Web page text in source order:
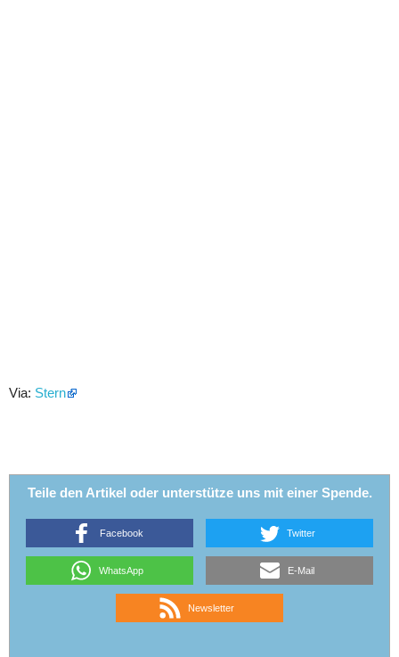
Via: Stern
Teile den Artikel oder unterstütze uns mit einer Spende.
Facebook Twitter
WhatsApp E-Mail
Newsletter